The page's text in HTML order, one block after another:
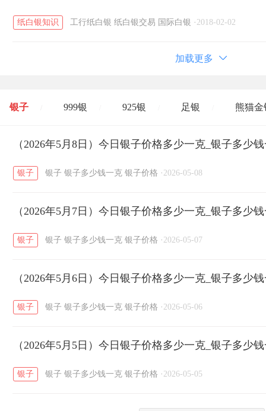
纸白银知识 工行纸白银 纸白银交易 国际白银 · 2018-02-02
加载更多
银子 999银 925银 足银 熊猫金
开国纪念币 大清银币 / 长城币 / 老
菜百 周生生 周大生
六福 / 金至尊 / 潮宏基 / 亚一金店
（2026年5月8日）今日银子价格多少一克_银子多少
银子 银子 银子多少钱一克 银子价格 · 2026-05-08
（2026年5月7日）今日银子价格多少一克_银子多少
银子 银子 银子多少钱一克 银子价格 · 2026-05-07
（2026年5月6日）今日银子价格多少一克_银子多少
银子 银子 银子多少钱一克 银子价格 · 2026-05-06
（2026年5月5日）今日银子价格多少一克_银子多少
银子 银子 银子多少钱一克 银子价格 · 2026-05-05